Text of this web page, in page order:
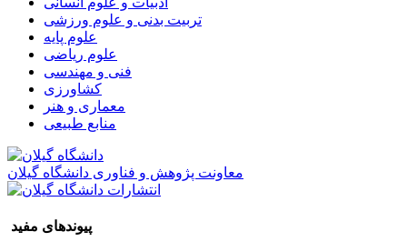
تربیت بدنی و علوم ورزشی
علوم پایه
علوم ریاضی
فنی و مهندسی
کشاورزی
معماری و هنر
منابع طبیعی
معاونت پژوهش و فناوری دانشگاه گیلان
پیوندهای مفید